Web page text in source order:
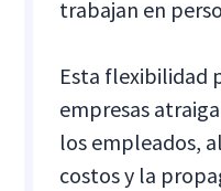
trabajan en
Esta flexibilidad
empresas
los empleados,
costos y la